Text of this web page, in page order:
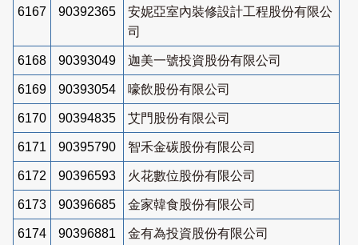
6167 90392365
安妮亞室內裝修設計工程股份有限公
司
6168 90393049 迦美一號投資股份有限公司
6169 90393054 嚎飲股份有限公司
6170 90394835 艾門股份有限公司
6171 90395790 智禾金碳股份有限公司
6172 90396593 火花數位股份有限公司
6173 90396685 金家韓食股份有限公司
6174 90396881 金有為投資股份有限公司